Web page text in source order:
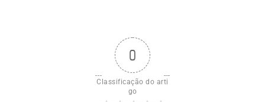
0
Classificação do arti
go